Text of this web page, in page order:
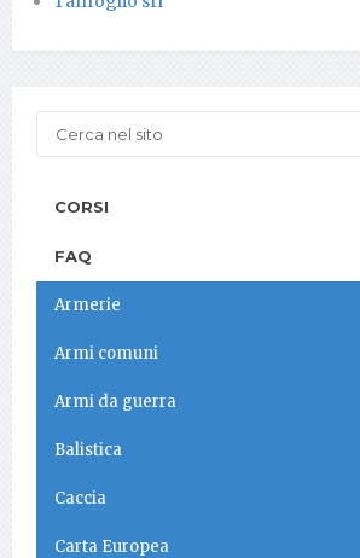
CORSI
FAQ
Armerie
Armi comuni
Armi da guerra
Balistica
Caccia
Carta Europea